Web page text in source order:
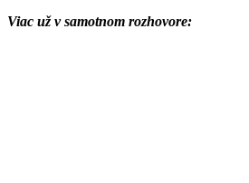
Viac už v samotnom rozhovore: